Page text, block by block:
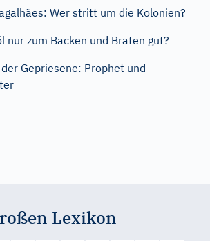
Wer stritt um die Kolonien?
nur zum Backen und Braten gut?
Gepriesene: Prophet und
Lexikon